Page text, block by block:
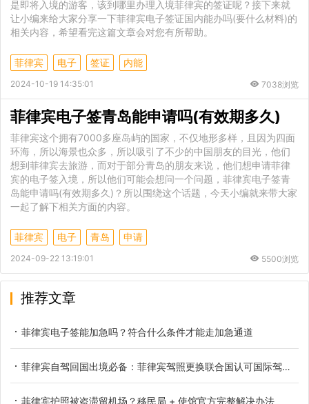
是即将入境的游客，该到哪里办理入境菲律宾的签证呢？接下来就
让小编来给大家分享一下菲律宾电子签证国内能办吗(要什么材料)的
相关内容，希望看完这篇文章会对您有所帮助。
菲律宾 电子 签证 内能
2024-10-19 14:35:01 7038浏览
菲律宾电子签青岛能申请吗(有效期多久)
菲律宾这个拥有7000多座岛屿的国家，不仅地形多样，且因为四面
环海，所以海景也众多，所以吸引了不少的中国朋友的目光，他们
想到菲律宾去旅游，而对于部分青岛的朋友来说，他们想申请菲律
宾的电子签入境，所以他们可能会想问一个问题，菲律宾电子签青
岛能申请吗(有效期多久)？所以围绕这个话题，今天小编就来带大家
一起了解下相关方面的内容。
菲律宾 电子 青岛 申请
2024-09-22 13:19:01 5500浏览
推荐文章
菲律宾电子签能加急吗？符合什么条件才能走加急通道
菲律宾自驾回国出境必备：菲律宾驾照更换联合国认可国际驾照完整教程
菲律宾护照被盗滞留机场？移民局 + 使馆官方完整解决办法